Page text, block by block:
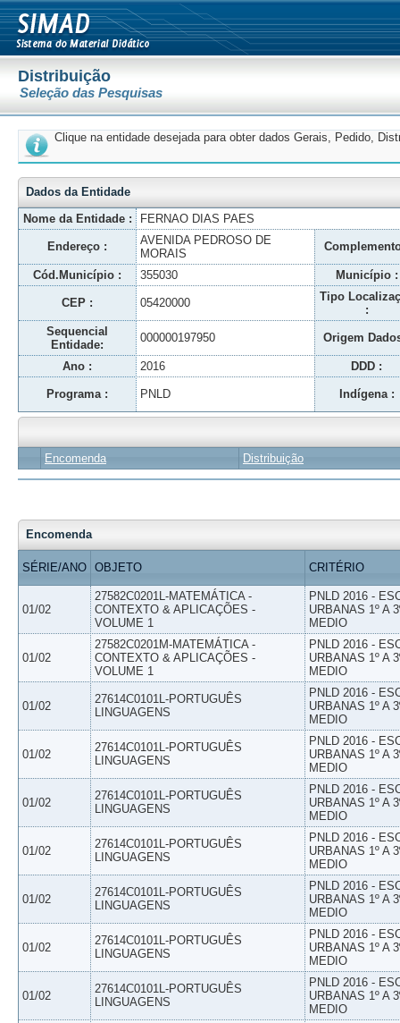
Distribuição
Seleção das Pesquisas
Clique na entidade desejada para obter dados Gerais, Pedido,
Dados da Entidade
Nome da Entidade :
FERNAO DIAS PAES
Endereço :
AVENIDA PEDROSO DE
MORAIS
Cód.Município : 355030 Município :
CEP : 05420000
Tipo
:
Sequencial
Entidade:
000000197950 Origem
Ano : 2016 DDD :
Programa : PNLD Indígena :
Encomenda Distribuição
Encomenda
SÉRIE/ANO OBJETO CRITÉRIO
01/02
27582C0201L-MATEMÁTICA -
CONTEXTO & APLICAÇÕES -
VOLUME 1
PNLD 2016 -
URBANAS 1º A
MEDIO
01/02
27582C0201M-MATEMÁTICA -
CONTEXTO & APLICAÇÕES -
VOLUME 1
PNLD 2016 -
URBANAS 1º A
MEDIO
01/02
27614C0101L-PORTUGUÊS
LINGUAGENS
PNLD 2016 -
URBANAS 1º A
MEDIO
01/02
27614C0101L-PORTUGUÊS
LINGUAGENS
PNLD 2016 -
URBANAS 1º A
MEDIO
01/02
27614C0101L-PORTUGUÊS
LINGUAGENS
PNLD 2016 -
URBANAS 1º A
MEDIO
01/02
27614C0101L-PORTUGUÊS
LINGUAGENS
PNLD 2016 -
URBANAS 1º A
MEDIO
01/02
27614C0101L-PORTUGUÊS
LINGUAGENS
PNLD 2016 -
URBANAS 1º A
MEDIO
01/02
27614C0101L-PORTUGUÊS
LINGUAGENS
PNLD 2016 -
URBANAS 1º A
MEDIO
01/02
27614C0101L-PORTUGUÊS
LINGUAGENS
PNLD 2016 -
URBANAS 1º A
MEDIO